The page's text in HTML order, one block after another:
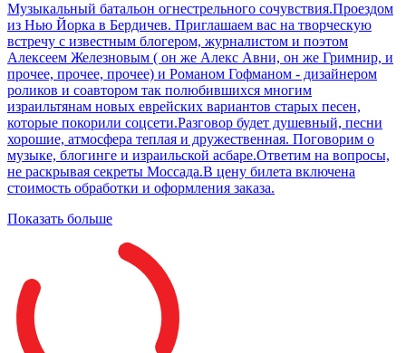
Музыкальный батальон огнестрельного сочувствия.Проездом
из Нью Йорка в Бердичев. Приглашаем вас на творческую
встречу с известным блогером, журналистом и поэтом
Алексеем Железновым ( он же Алекс Авни, он же Гримнир, и
прочее, прочее, прочее) и Романом Гофманом - дизайнером
роликов и соавтором так полюбившихся многим
израильтянам новых еврейских вариантов старых песен,
которые покорили соцсети.Разговор будет душевный, песни
хорошие, атмосфера теплая и дружественная. Поговорим о
музыке, блогинге и израильской асбаре.Ответим на вопросы,
не раскрывая секреты Моссада.В цену билета включена
стоимость обработки и оформления заказа.
Показать больше